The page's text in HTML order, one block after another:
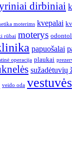
dirbiniai
moterims kvepalai
rūbai moterys
papuošalai
operacija plaukai
sužadėtuvių
veido oda vestuvės